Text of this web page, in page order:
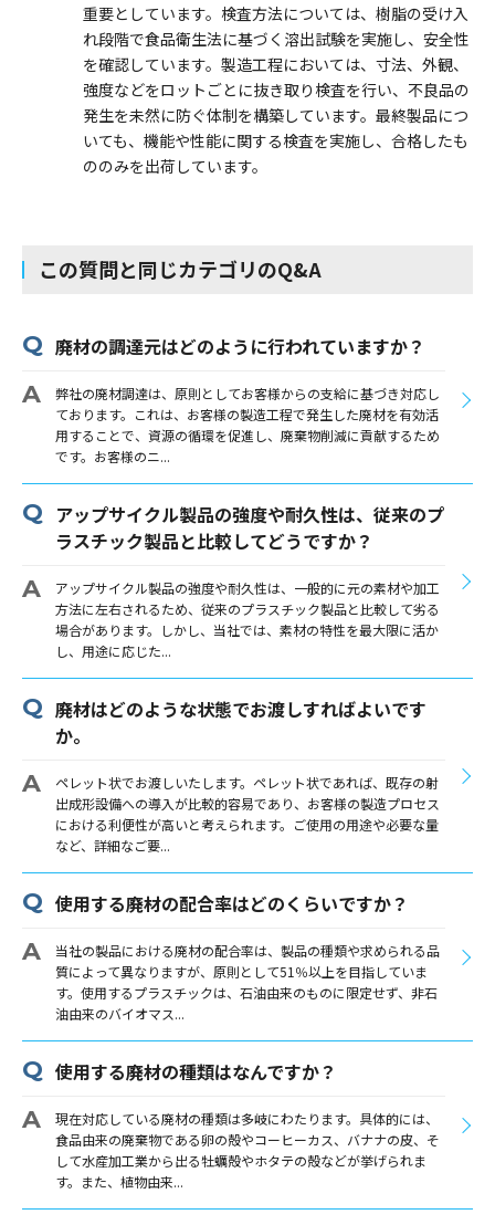
重要としています。検査方法については、樹脂の受け入
れ段階で食品衛生法に基づく溶出試験を実施し、安全性
を確認しています。製造工程においては、寸法、外観、
強度などをロットごとに抜き取り検査を行い、不良品の
発生を未然に防ぐ体制を構築しています。最終製品につ
いても、機能や性能に関する検査を実施し、合格したも
ののみを出荷しています。
この質問と同じカテゴリのQ&A
廃材の調達元はどのように行われていますか？
弊社の廃材調達は、原則としてお客様からの支給に基づき対応し
ております。これは、お客様の製造工程で発生した廃材を有効活
用することで、資源の循環を促進し、廃棄物削減に貢献するため
です。お客様のニ...
アップサイクル製品の強度や耐久性は、従来のプ
ラスチック製品と比較してどうですか？
アップサイクル製品の強度や耐久性は、一般的に元の素材や加工
方法に左右されるため、従来のプラスチック製品と比較して劣る
場合があります。しかし、当社では、素材の特性を最大限に活か
し、用途に応じた...
廃材はどのような状態でお渡しすればよいです
か。
ペレット状でお渡しいたします。ペレット状であれば、既存の射
出成形設備への導入が比較的容易であり、お客様の製造プロセス
における利便性が高いと考えられます。ご使用の用途や必要な量
など、詳細なご要...
使用する廃材の配合率はどのくらいですか？
当社の製品における廃材の配合率は、製品の種類や求められる品
質によって異なりますが、原則として51％以上を目指していま
す。使用するプラスチックは、石油由来のものに限定せず、非石
油由来のバイオマス...
使用する廃材の種類はなんですか？
現在対応している廃材の種類は多岐にわたります。具体的には、
食品由来の廃棄物である卵の殻やコーヒーカス、バナナの皮、そ
して水産加工業から出る牡蠣殻やホタテの殻などが挙げられま
す。また、植物由来...